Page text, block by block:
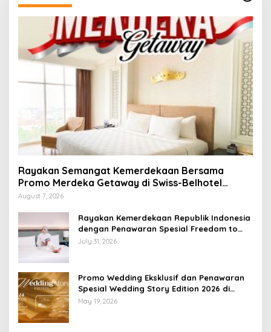
Rayakan Semangat Kemerdekaan Bersama
Promo Merdeka Getaway di Swiss-Belhotel
Lampung
August 7, 2026
Rayakan Kemerdekaan Republik Indonesia
dengan Penawaran Spesial Freedom to
Relax di Holiday Inn Lampung Bukit Randu
July 31, 2026
Promo Wedding Eksklusif dan Penawaran
Spesial Wedding Story Edition 2026 di
Swiss-Belhotel Lampung
May 19, 2026